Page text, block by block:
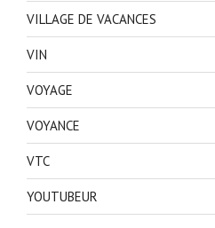
VILLAGE DE VACANCES
VIN
VOYAGE
VOYANCE
VTC
YOUTUBEUR